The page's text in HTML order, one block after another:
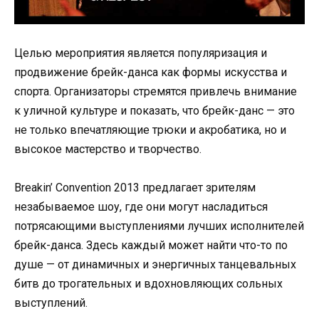
Целью мероприятия является популяризация и
продвижение брейк-данса как формы искусства и
спорта. Организаторы стремятся привлечь внимание
к уличной культуре и показать, что брейк-данс — это
не только впечатляющие трюки и акробатика, но и
высокое мастерство и творчество.
Breakin’ Convention 2013 предлагает зрителям
незабываемое шоу, где они могут насладиться
потрясающими выступлениями лучших исполнителей
брейк-данса. Здесь каждый может найти что-то по
душе — от динамичных и энергичных танцевальных
битв до трогательных и вдохновляющих сольных
выступлений.